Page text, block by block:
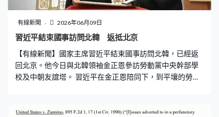
有線新聞 2026年06月09日
習近平結束國事訪問北韓 返抵北京
【有線新聞】國家主席習近平結束國事訪問北韓，已經返
回北京。他今日與北韓領袖金正恩參訪勞動黨中央幹部學
校及中朝友誼塔。 習近平在金正恩陪同下，到平壤的勞動
一株樅樹，象徵中朝友誼生生不息。習近平早前與夫人彭